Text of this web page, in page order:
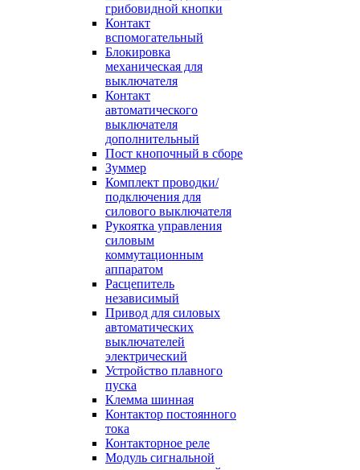
грибовидной кнопки
Контакт
вспомогательный
Блокировка
механическая для
выключателя
Контакт
автоматического
выключателя
дополнительный
Пост кнопочный в сборе
Зуммер
Комплект проводки/
подключения для
силового выключателя
Рукоятка управления
силовым
коммутационным
аппаратом
Расцепитель
независимый
Привод для силовых
автоматических
выключателей
электрический
Устройство плавного
пуска
Клемма шинная
Контактор постоянного
тока
Контакторное реле
Модуль сигнальной